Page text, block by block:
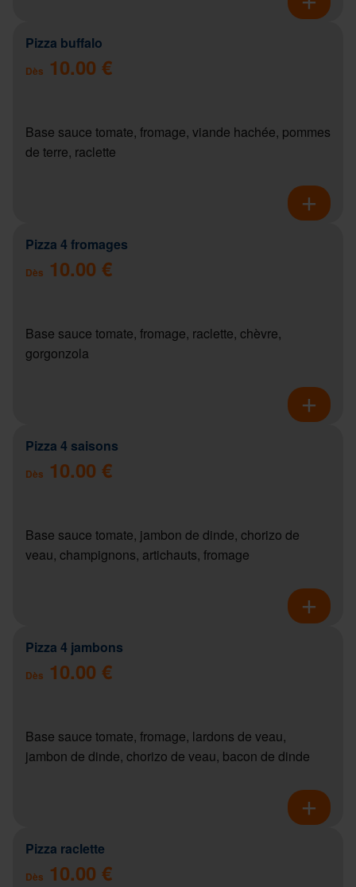
Pizza buffalo
Dès 10.00 €
Base sauce tomate, fromage, viande hachée, pommes
de terre, raclette
Pizza 4 fromages
Dès 10.00 €
Base sauce tomate, fromage, raclette, chèvre,
gorgonzola
Pizza 4 saisons
Dès 10.00 €
Base sauce tomate, jambon de dinde, chorizo de
veau, champignons, artichauts, fromage
Pizza 4 jambons
Dès 10.00 €
Base sauce tomate, fromage, lardons de veau,
jambon de dinde, chorizo de veau, bacon de dinde
Pizza raclette
Dès 10.00 €